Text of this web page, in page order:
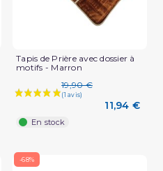
Tapis de Prière avec dossier à
motifs - Marron
19,90 €
11,94 €
En stock
-68%